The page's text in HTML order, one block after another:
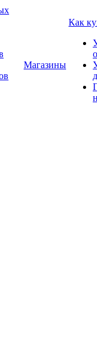
Магазины
Как